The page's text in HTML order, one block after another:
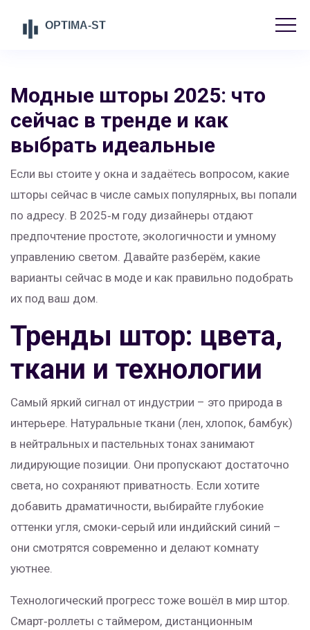
Модные шторы 2025: что
сейчас в тренде и как
выбрать идеальные
Если вы стоите у окна и задаётесь вопросом, какие
шторы сейчас в числе самых популярных, вы попали
по адресу. В 2025‑м году дизайнеры отдают
предпочтение простоте, экологичности и умному
управлению светом. Давайте разберём, какие
варианты сейчас в моде и как правильно подобрать
их под ваш дом.
Тренды штор: цвета,
ткани и технологии
Самый яркий сигнал от индустрии – это природа в
интерьере. Натуральные ткани (лен, хлопок, бамбук)
в нейтральных и пастельных тонах занимают
лидирующие позиции. Они пропускают достаточно
света, но сохраняют приватность. Если хотите
добавить драматичности, выбирайте глубокие
оттенки угля, смоки‑серый или индийский синий –
они смотрятся современно и делают комнату
уютнее.
Технологический прогресс тоже вошёл в мир штор.
Смарт‑роллеты с таймером, дистанционным